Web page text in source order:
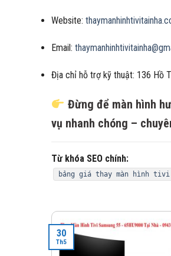
Website:
Email:
Địa chỉ hỗ trợ kỹ thuật: 136 Hồ
Đừng để màn hình
vụ nhanh chóng –
Từ khóa SEO chính:
bảng giá thay màn hình tivi
30
Th5